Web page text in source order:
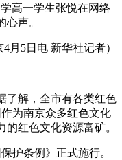
高一学生张悦在网络
声。
5日电 新华社记者）
解，全市有各类红色
为南京众多红色文化
红色文化资源富矿。
条例》正式施行。